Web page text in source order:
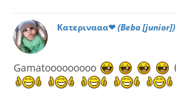
Κατερινααα❤(Beba [junior])
Gamatooooooooo